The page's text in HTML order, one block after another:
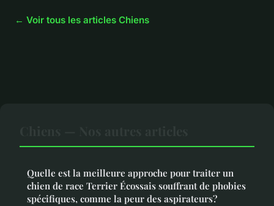
← Voir tous les articles Chiens
Quelle est la meilleure approche pour traiter un
chien de race Terrier Écossais souffrant de phobies
spécifiques, comme la peur des aspirateurs?